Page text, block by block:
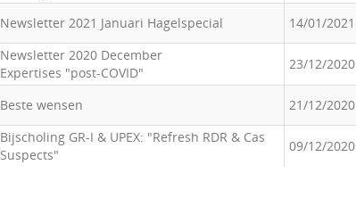
Newsletter 2021 Januari Hagelspecial 14/01/2021
Newsletter 2020 December
Expertises "post-COVID"
23/12/2020
Beste wensen 21/12/2020
Bijscholing GR-I & UPEX: "Refresh RDR & Cas
Suspects"
09/12/2020